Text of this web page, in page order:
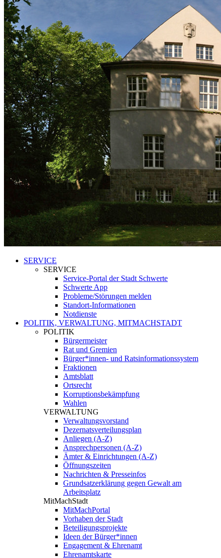
SERVICE
SERVICE
Service-Portal der Stadt Schwerte
Schwerte App
Probleme/Störungen melden
Standort-Informationen
Notdienste
POLITIK, VERWALTUNG, MITMACHSTADT
POLITIK
Bürgermeister
Rat und Gremien
Bürger*innen- und Ratsinformationssystem
Fraktionen
Amtsblatt
Ortsrecht
Korruptionsbekämpfung
Wahlen
VERWALTUNG
Verwaltungsvorstand
Dezernatsverteilungsplan
Anliegen (A-Z)
Ansprechpersonen (A-Z)
Ämter & Einrichtungen (A-Z)
Öffnungszeiten
Nachrichten & Presseinfos
Grundsatzerklärung gegen Gewalt am
Arbeitsplatz
MitMachStadt
MitMachPortal
Vorhaben der Stadt
Beteiligungsprojekte
Ideen der Bürger*innen
Engagement & Ehrenamt
Ehrenamtskarte